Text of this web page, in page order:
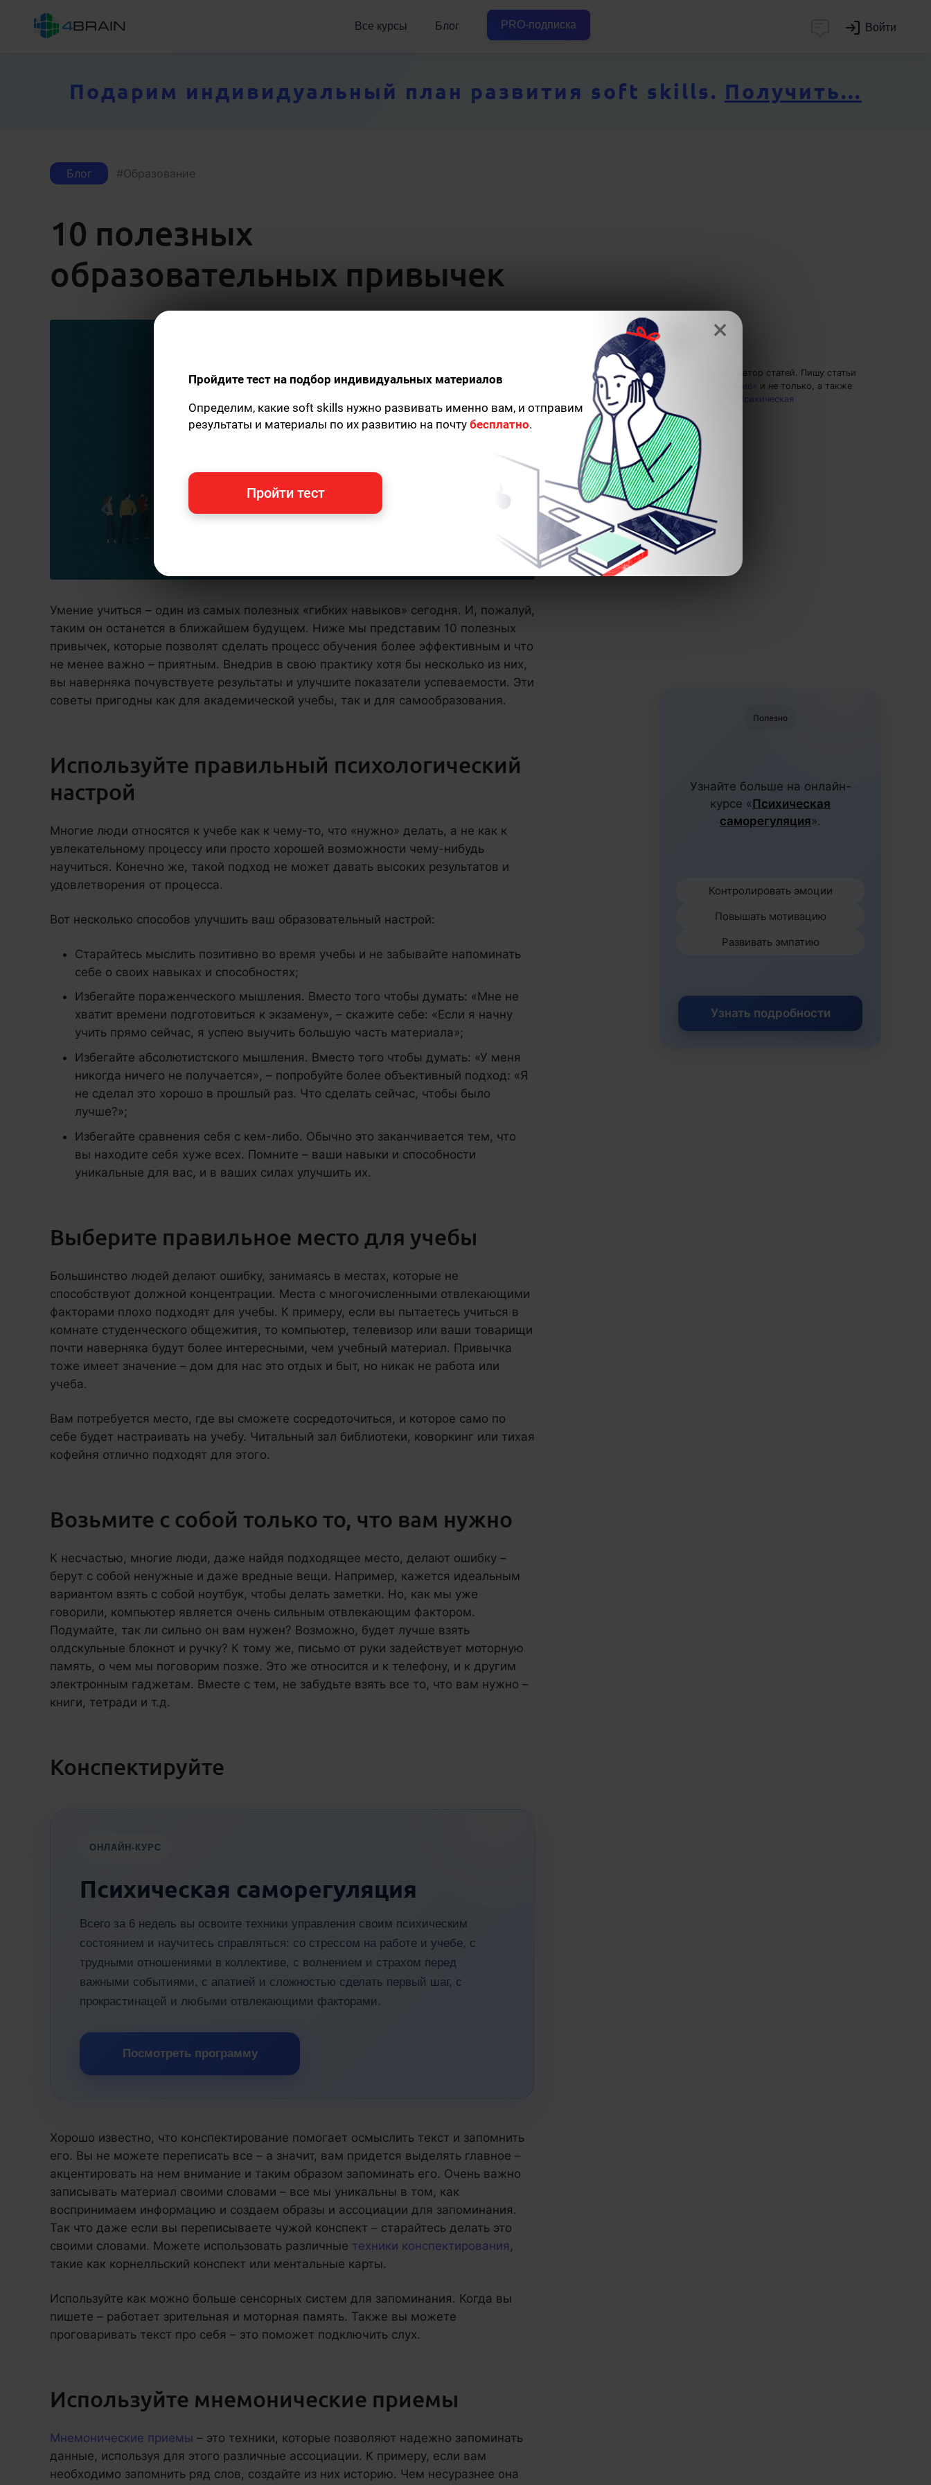
Все курсы Блог PRO-подписка Войти
Подарим индивидуальный план развития soft skills. Получить...
Блог Образование
10 полезных
образовательных привычек
Максим Полгин — автор статей. Пишу статьи
по теме
«Образование»
и не только, а также
рекомендую курс
«Психическая
саморегуляция»
Умение учиться – один из самых полезных «гибких навыков» сегодня. И, пожалуй,
таким он останется в ближайшем будущем. Ниже мы представим 10 полезных
привычек, которые позволят сделать процесс обучения более эффективным и что
не менее важно – приятным. Внедрив в свою практику хотя бы несколько из них,
вы наверняка почувствуете результаты и улучшите показатели успеваемости. Эти
советы пригодны как для академической учебы, так и для самообразования.
Используйте правильный психологический
настрой
Многие люди относятся к учебе как к чему-то, что «нужно» делать, а не как к
увлекательному процессу или просто хорошей возможности чему-нибудь
научиться. Конечно же, такой подход не может давать высоких результатов и
удовлетворения от процесса.
Вот несколько способов улучшить ваш образовательный настрой:
Старайтесь мыслить позитивно во время учебы и не забывайте напоминать
себе о своих навыках и способностях;
Избегайте пораженческого мышления. Вместо того чтобы думать: «Мне не
хватит времени подготовиться к экзамену», – скажите себе: «Если я начну
учить прямо сейчас, я успею выучить большую часть материала»;
Избегайте абсолютистского мышления. Вместо того чтобы думать: «У меня
никогда ничего не получается», – попробуйте более объективный подход: «Я
не сделал это хорошо в прошлый раз. Что сделать сейчас, чтобы было
лучше?»;
Избегайте сравнения себя с кем-либо. Обычно это заканчивается тем, что
вы находите себя хуже всех. Помните – ваши навыки и способности
уникальные для вас, и в ваших силах улучшить их.
Выберите правильное место для учебы
Большинство людей делают ошибку, занимаясь в местах, которые не
способствуют должной концентрации. Места с многочисленными отвлекающими
факторами плохо подходят для учебы. К примеру, если вы пытаетесь учиться в
комнате студенческого общежития, то компьютер, телевизор или ваши товарищи
почти наверняка будут более интересными, чем учебный материал. Привычка
тоже имеет значение – дом для нас это отдых и быт, но никак не работа или
учеба.
Вам потребуется место, где вы сможете сосредоточиться, и которое само по
себе будет настраивать на учебу. Читальный зал библиотеки, коворкинг или тихая
кофейня отлично подходят для этого.
Возьмите с собой только то, что вам нужно
К несчастью, многие люди, даже найдя подходящее место, делают ошибку –
берут с собой ненужные и даже вредные вещи. Например, кажется идеальным
вариантом взять с собой ноутбук, чтобы делать заметки. Но, как мы уже
говорили, компьютер является очень сильным отвлекающим фактором.
Подумайте, так ли сильно он вам нужен? Возможно, будет лучше взять
олдскульные блокнот и ручку? К тому же, письмо от руки задействует моторную
память, о чем мы поговорим позже. Это же относится и к телефону, и к другим
электронным гаджетам. Вместе с тем, не забудьте взять все то, что вам нужно –
книги, тетради и т.д.
Конспектируйте
ОНЛАЙН-КУРС
Психическая саморегуляция
Всего за 6 недель вы освоите техники управления своим психическим
состоянием и научитесь справляться: со стрессом на работе и учебе, с
трудными отношениями в коллективе, с волнением и страхом перед
важными событиями, с апатией и сложностью сделать первый шаг, с
прокрастинацей и любыми отвлекающими факторами.
Посмотреть программу
Хорошо известно, что конспектирование помогает осмыслить текст и запомнить
его. Вы не можете переписать все – а значит, вам придется выделять главное –
акцентировать на нем внимание и таким образом запоминать его. Очень важно
записывать материал своими словами – все мы уникальны в том, как
воспринимаем информацию и создаем образы и ассоциации для запоминания.
Так что даже если вы переписываете чужой конспект – старайтесь делать это
своими словами. Можете использовать различные техники конспектирования ,
такие как корнелльский конспект или ментальные карты.
Используйте как можно больше сенсорных систем для запоминания. Когда вы
пишете – работает зрительная и моторная память. Также вы можете
проговаривать текст про себя – это поможет подключить слух.
Используйте мнемонические приемы
Мнемонические приемы – это техники, которые позволяют надежно запоминать
данные, используя для этого различные ассоциации. К примеру, если вам
необходимо запомнить ряд слов, создайте из них историю. Чем несуразнее она
Полезно
Узнайте больше на онлайн-
курсе «Психическая
саморегуляция».
Контролировать эмоции
Повышать мотивацию
Развивать эмпатию
Узнать подробности
×
Пройдите тест на подбор индивидуальных материалов
Определим, какие soft skills нужно развивать именно вам, и отправим
результаты и материалы по их развитию на почту бесплатно.
Пройти тест